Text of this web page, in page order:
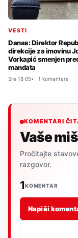
VESTI
Danas: Direktor
direkcije za imovinu
Vorkapić smenjen
mandata
Sre 18:05 1 komentara
KOMENTARI
Vaše
Pročitajte
razgovor.
1KOMENTAR
Napiši